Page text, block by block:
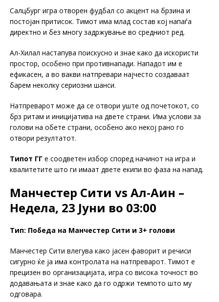
Салцбург игра отворен фудбал со акцент на брзина и
постојан притисок. Тимот има млад состав кој напаѓа
директно и без многу задржување во средниот ред.
Ал-Хилал настапува поискусно и знае како да искористи
простор, особено при противнапади. Нападот им е
ефикасен, а во вакви натпревари најчесто создаваат
барем неколку сериозни шанси.
Натпреварот може да се отвори уште од почетокот, со
брз ритам и иницијатива на двете страни. Има услови за
голови на обете страни, особено ако некој рано го
отвори резултатот.
Типот ГГ е соодветен избор според начинот на игра и
квалитетите што ги имаат двете екипи во фаза на напад.
Манчестер Сити vs Ал-Аин –
Недела, 23 Јуни во 03:00
Тип: Победа на Манчестер Сити и 3+ голови
Манчестер Сити влегува како јасен фаворит и речиси
сигурно ќе ја има контролата на натпреварот. Тимот е
прецизен во организацијата, игра со висока точност во
додавањата и знае како да го одржи темпото што му
одговара.